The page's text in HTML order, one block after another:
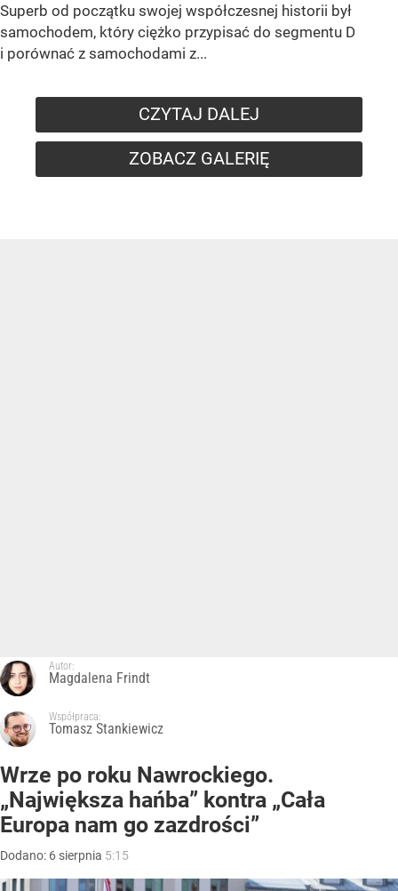
Superb od początku swojej współczesnej historii był
samochodem, który ciężko przypisać do segmentu D
i porównać z samochodami z...
CZYTAJ DALEJ
ZOBACZ GALERIĘ
Autor:
Magdalena Frindt
Współpraca:
Tomasz Stankiewicz
Wrze po roku Nawrockiego.
„Największa hańba” kontra „Cała
Europa nam go zazdrości”
Dodano: 6 sierpnia 5:15